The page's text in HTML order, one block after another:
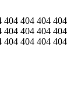
404 404 404 404
404 404 404 404
404 404 404 404